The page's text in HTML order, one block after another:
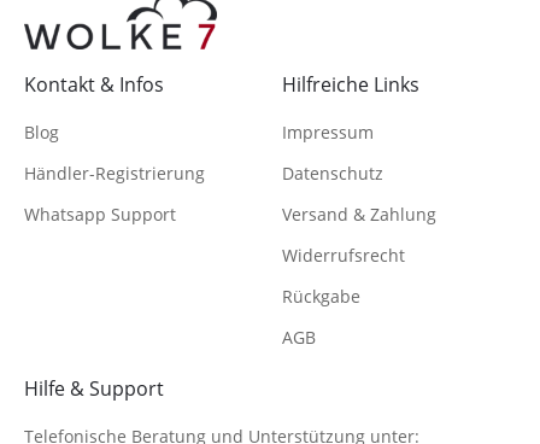
Hilfe & Support
Telefonische Beratung und Unterstützung unter:
Kontakt & Infos
Blog
Händler-Registrierung
Whatsapp Support
Hilfreiche Links
Impressum
Datenschutz
Versand & Zahlung
Widerrufsrecht
Rückgabe
AGB